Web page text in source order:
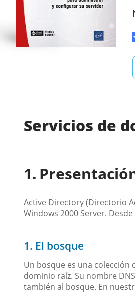
Servicios de
Active Directory (Directorio
Windows 2000 Server.
1. El bosque
Un bosque es una
dominio raíz. Su nombre
también al bosque. En